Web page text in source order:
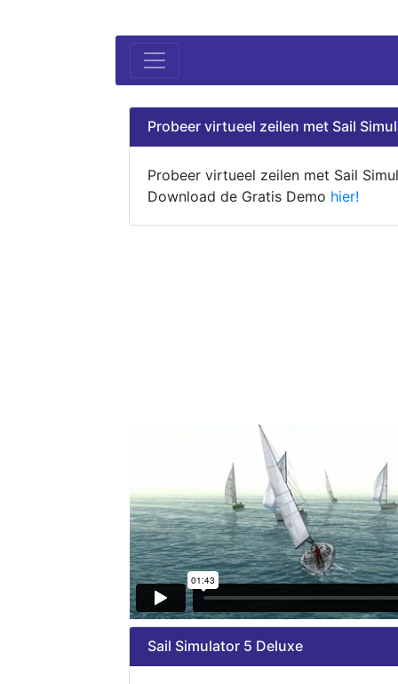
Probeer virtueel zeilen met Sail
Probeer virtueel zeilen met Sail
Download de Gratis Demo hier!
Sail Simulator 5 Deluxe